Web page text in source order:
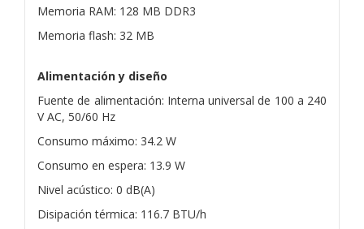
Memoria RAM: 128 MB DDR3
Memoria flash: 32 MB
Alimentación y diseño
Fuente de alimentación: Interna universal de 100 a 240
V AC, 50/60 Hz
Consumo máximo: 34.2 W
Consumo en espera: 13.9 W
Nivel acústico: 0 dB(A)
Disipación térmica: 116.7 BTU/h